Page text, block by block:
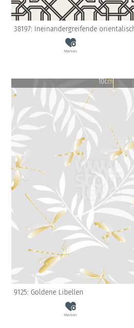
38197: Ineinandergreifende
Merken
10cm
9125: Goldene Libellen
Merken